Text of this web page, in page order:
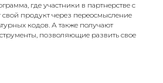
где участники в партнерстве с
продукт через переосмысление
кодов. А также получают
позволяющие развить свое